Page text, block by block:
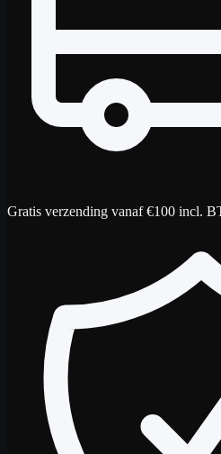
Gratis verzending vanaf €100 incl.